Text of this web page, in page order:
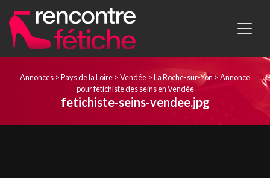
Annonces >Pays de la Loire >Vendée >La Roche-sur-Yon >Annonce
pour fetichiste des seins en Vendée
fetichiste-seins-vendee.jpg